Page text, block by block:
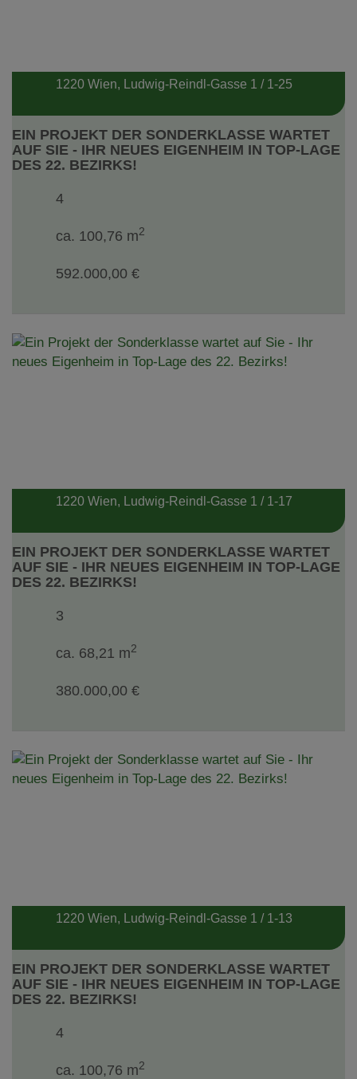
EIN PROJEKT DER SONDERKLASSE WARTET
AUF SIE - IHR NEUES EIGENHEIM IN TOP-LAGE
DES 22. BEZIRKS!
1220 Wien, Ludwig-Reindl-Gasse 1 / 1-25
4
ca. 100,76 m2
592.000,00 €
EIN PROJEKT DER SONDERKLASSE WARTET
AUF SIE - IHR NEUES EIGENHEIM IN TOP-LAGE
DES 22. BEZIRKS!
1220 Wien, Ludwig-Reindl-Gasse 1 / 1-17
3
ca. 68,21 m2
380.000,00 €
EIN PROJEKT DER SONDERKLASSE WARTET
AUF SIE - IHR NEUES EIGENHEIM IN TOP-LAGE
DES 22. BEZIRKS!
1220 Wien, Ludwig-Reindl-Gasse 1 / 1-13
4
ca. 100,76 m2